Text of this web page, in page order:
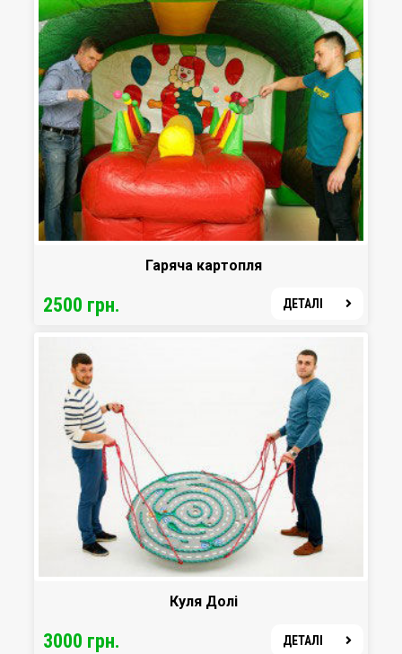
Гаряча картопля
2500 грн. ДЕТАЛІ
Куля Долі
3000 грн. ДЕТАЛІ